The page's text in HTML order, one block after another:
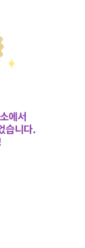
에서
습니다.